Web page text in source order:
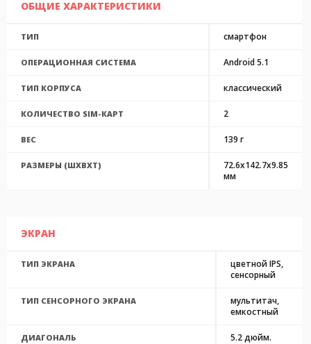
ОБЩИЕ ХАРАКТЕРИСТИКИ
ТИП смартфон
ОПЕРАЦИОННАЯ СИСТЕМА Android 5.1
ТИП КОРПУСА классический
КОЛИЧЕСТВО SIM-КАРТ 2
ВЕС 139 г
РАЗМЕРЫ (ШXВXТ)
72.6x142.7x9.85
мм
ЭКРАН
ТИП ЭКРАНА
цветной IPS,
сенсорный
ТИП СЕНСОРНОГО ЭКРАНА
мультитач,
емкостный
ДИАГОНАЛЬ 5.2 дюйм.